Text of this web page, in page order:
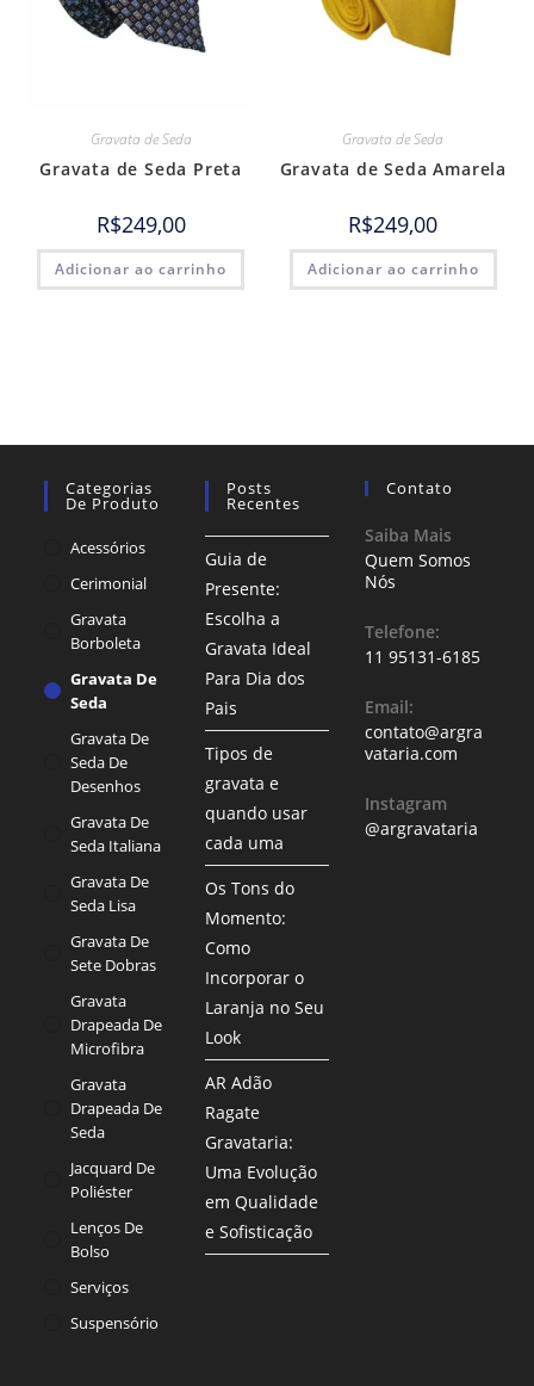
Gravata de Seda
Gravata de Seda Preta
R$249,00
Adicionar ao carrinho
Gravata de Seda
Gravata de Seda Amarela
R$249,00
Adicionar ao carrinho
Categorias
De Produto
Acessórios
Cerimonial
Gravata
Borboleta
Gravata De
Seda
Gravata De
Seda De
Desenhos
Gravata De
Seda Italiana
Gravata De
Seda Lisa
Gravata De
Sete Dobras
Gravata
Drapeada De
Microfibra
Gravata
Drapeada De
Seda
Jacquard De
Poliéster
Lenços De
Bolso
Serviços
Suspensório
Posts
Recentes
Guia de
Presente:
Escolha a
Gravata Ideal
Para Dia dos
Pais
Tipos de
gravata e
quando usar
cada uma
Os Tons do
Momento:
Como
Incorporar o
Laranja no Seu
Look
AR Adão
Ragate
Gravataria:
Uma Evolução
em Qualidade
e Sofisticação
Contato
Saiba Mais
Quem Somos
Nós
Telefone:
11 95131-6185
Email:
contato@argra
vataria.com
Instagram
@argravataria